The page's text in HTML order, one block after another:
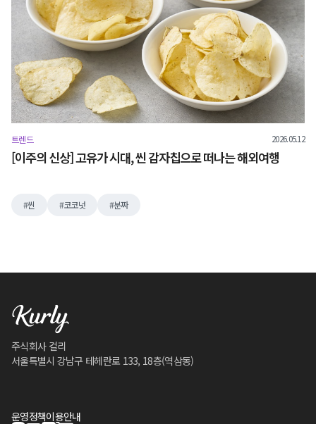
트렌드 2026.05.12
[이주의 신상] 고유가 시대, 씬 감자칩으로 떠나는 해외여행
씬 코코넛 분짜
주식회사 컬리
서울특별시 강남구 테헤란로 133, 18층(역삼동)
운영정책이용안내